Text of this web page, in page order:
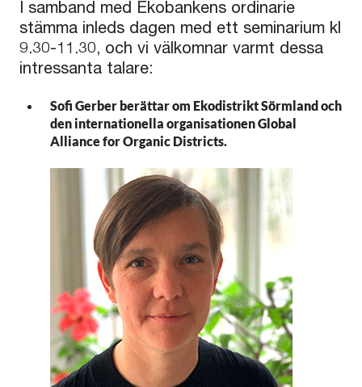
I samband med Ekobankens ordinarie
stämma inleds dagen med ett seminarium kl
9.30-11.30, och vi välkomnar varmt dessa
intressanta talare:
Sofi Gerber berättar om Ekodistrikt Sörmland och
den internationella organisationen Global
Alliance for Organic Districts.